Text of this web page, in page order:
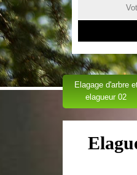
Elagage d'arbre
elagueur 02